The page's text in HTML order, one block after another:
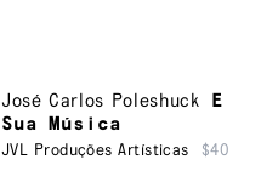
José Carlos Poleshuck
E
Sua Música
JVL Produções Artísticas $40